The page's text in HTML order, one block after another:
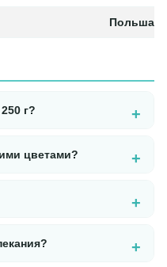
Польша
г?
цветами?